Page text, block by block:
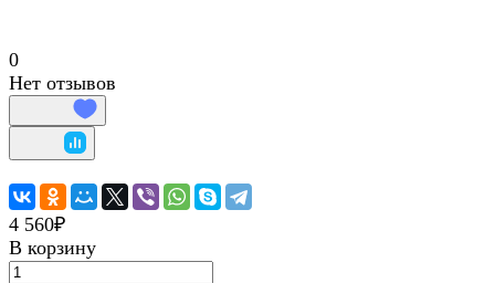
0
Нет отзывов
4 560₽
В корзину